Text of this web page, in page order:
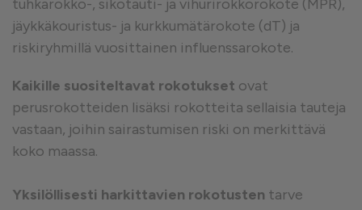
tuhkarokko-, sikotauti- ja vihurirokkorokote (MPR),
jäykkäkouristus- ja kurkkumätärokote (dT) ja
riskiryhmillä vuosittainen influenssarokote.
Kaikille suositeltavat rokotukset ovat
perusrokotteiden lisäksi rokotteita sellaisia tauteja
vastaan, joihin sairastumisen riski on merkittävä
koko maassa.
Yksilöllisesti harkittavien rokotusten tarve